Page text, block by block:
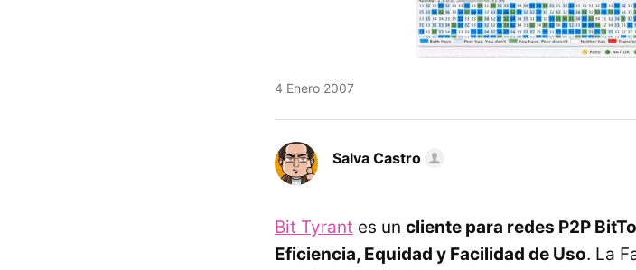
4 Enero 2007
Salva Castro
Bit Tyrant es un cliente para redes P2P
Eficiencia, Equidad y Facilidad de Uso. La